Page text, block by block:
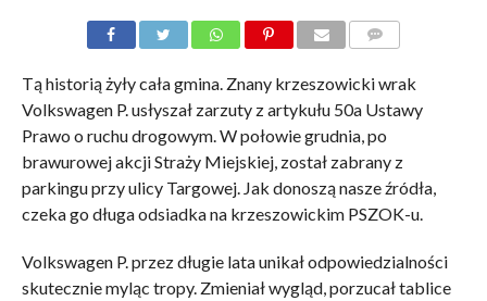
Tą historią żyły cała gmina. Znany krzeszowicki wrak
Volkswagen P. usłyszał zarzuty z artykułu 50a Ustawy
Prawo o ruchu drogowym. W połowie grudnia, po
brawurowej akcji Straży Miejskiej, został zabrany z
parkingu przy ulicy Targowej. Jak donoszą nasze źródła,
czeka go długa odsiadka na krzeszowickim PSZOK-u.
Volkswagen P. przez długie lata unikał odpowiedzialności
skutecznie myląc tropy. Zmieniał wygląd, porzucał tablice